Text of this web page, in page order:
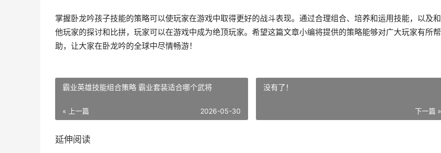
掌握卧龙吟孩子技能的策略可以使玩家在游戏中取得更好的战斗表现。通过合理组合、培养和运用技能，以及
他玩家的探讨和比拼，玩家可以在游戏中成为绝顶玩家。希望这篇文章小编将提供的策略能够对广大玩家有所帮
助，让大家在卧龙吟的全球中尽情畅游！
霸业英雄技能组合策略 霸业套装适合哪个武将
« 上一篇 2026-05-30
没有了！
下一篇 »
延伸阅读